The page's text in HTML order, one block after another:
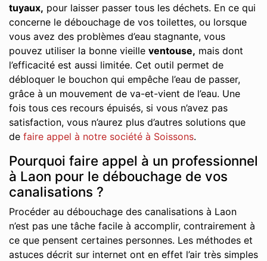
tuyaux, pour laisser passer tous les déchets. En ce qui
concerne le débouchage de vos toilettes, ou lorsque
vous avez des problèmes d’eau stagnante, vous
pouvez utiliser la bonne vieille ventouse, mais dont
l’efficacité est aussi limitée. Cet outil permet de
débloquer le bouchon qui empêche l’eau de passer,
grâce à un mouvement de va-et-vient de l’eau. Une
fois tous ces recours épuisés, si vous n’avez pas
satisfaction, vous n’aurez plus d’autres solutions que
de faire appel à notre société à Soissons.
Pourquoi faire appel à un professionnel
à Laon pour le débouchage de vos
canalisations ?
Procéder au débouchage des canalisations à Laon
n’est pas une tâche facile à accomplir, contrairement à
ce que pensent certaines personnes. Les méthodes et
astuces décrit sur internet ont en effet l’air très simples